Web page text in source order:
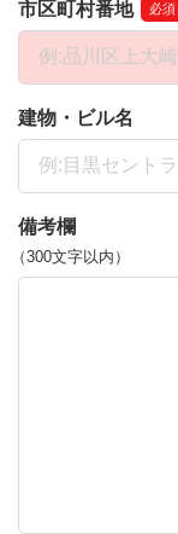
市区町村番地 必須
建物・ビル名
備考欄
（300文字以内）